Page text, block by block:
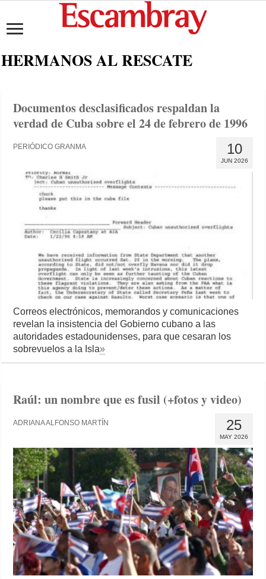
HERMANOS AL RESCATE
Documentos desclasificados respaldan la
verdad de Cuba sobre el 24 de febrero de 1996
10
JUN 2026
PERIÓDICO GRANMA
Correos electrónicos, memorandos y comunicaciones
revelan la insistencia del Gobierno cubano a las
autoridades estadounidenses, para que cesaran los
sobrevuelos a la Isla»
Raúl: un nombre que es fusil (+fotos y video)
25
MAY 2026
ADRIANA ALFONSO MARTÍN